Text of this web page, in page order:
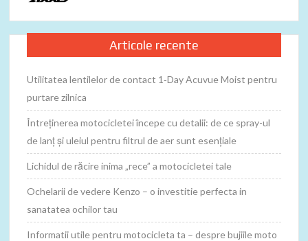
Articole recente
Utilitatea lentilelor de contact 1‑Day Acuvue Moist pentru
purtare zilnica
Întreținerea motocicletei începe cu detalii: de ce spray-ul
de lanț și uleiul pentru filtrul de aer sunt esențiale
Lichidul de răcire inima „rece” a motocicletei tale
Ochelarii de vedere Kenzo – o investitie perfecta in
sanatatea ochilor tau
Informatii utile pentru motocicleta ta – despre bujiile moto